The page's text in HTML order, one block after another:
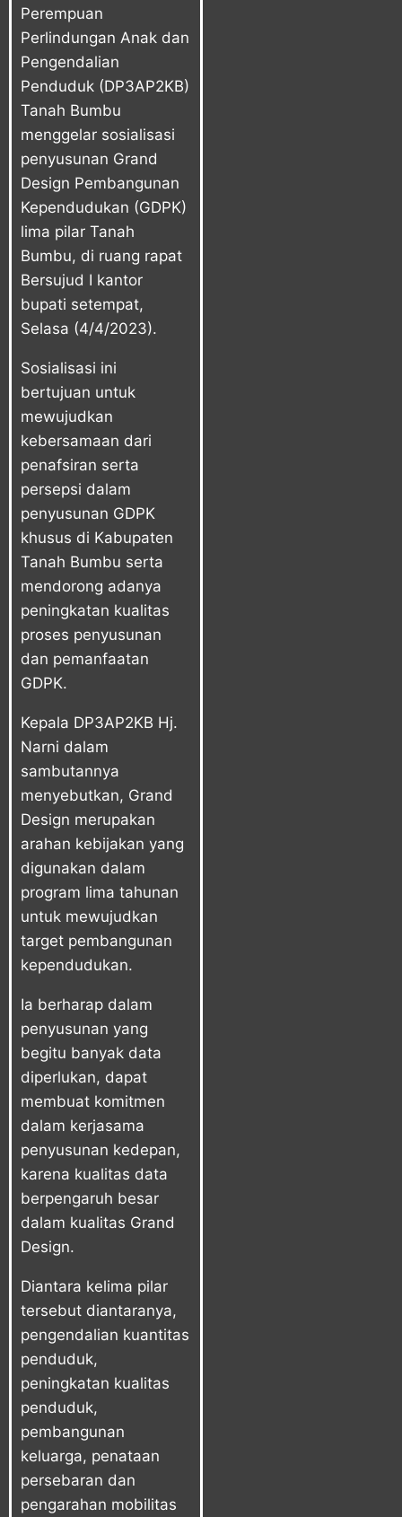
Perempuan
Perlindungan Anak dan
Pengendalian
Penduduk (DP3AP2KB)
Tanah Bumbu
menggelar sosialisasi
penyusunan Grand
Design Pembangunan
Kependudukan (GDPK)
lima pilar Tanah
Bumbu, di ruang rapat
Bersujud I kantor
bupati setempat,
Selasa (4/4/2023).
Sosialisasi ini
bertujuan untuk
mewujudkan
kebersamaan dari
penafsiran serta
persepsi dalam
penyusunan GDPK
khusus di Kabupaten
Tanah Bumbu serta
mendorong adanya
peningkatan kualitas
proses penyusunan
dan pemanfaatan
GDPK.
Kepala DP3AP2KB Hj.
Narni dalam
sambutannya
menyebutkan, Grand
Design merupakan
arahan kebijakan yang
digunakan dalam
program lima tahunan
untuk mewujudkan
target pembangunan
kependudukan.
Ia berharap dalam
penyusunan yang
begitu banyak data
diperlukan, dapat
membuat komitmen
dalam kerjasama
penyusunan kedepan,
karena kualitas data
berpengaruh besar
dalam kualitas Grand
Design.
Diantara kelima pilar
tersebut diantaranya,
pengendalian kuantitas
penduduk,
peningkatan kualitas
penduduk,
pembangunan
keluarga, penataan
persebaran dan
pengarahan mobilitas